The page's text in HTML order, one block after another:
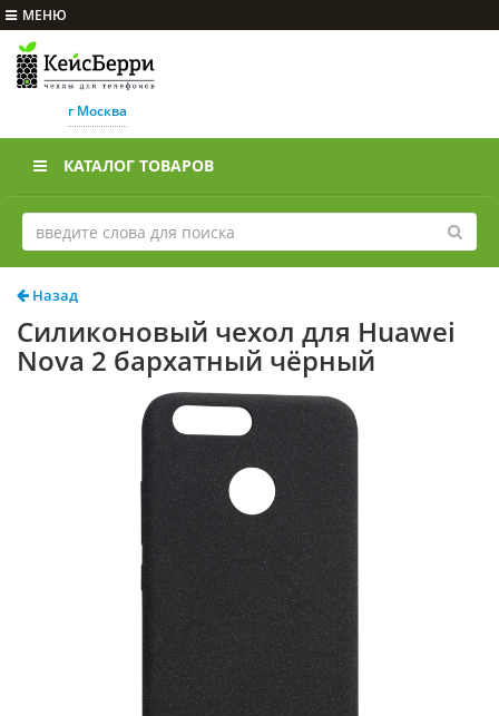
МЕНЮ
г Москва
КАТАЛОГ ТОВАРОВ
Назад
Силиконовый чехол для Huawei
Nova 2 бархатный чёрный